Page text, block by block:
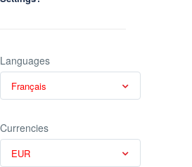
Languages
Français
Currencies
EUR